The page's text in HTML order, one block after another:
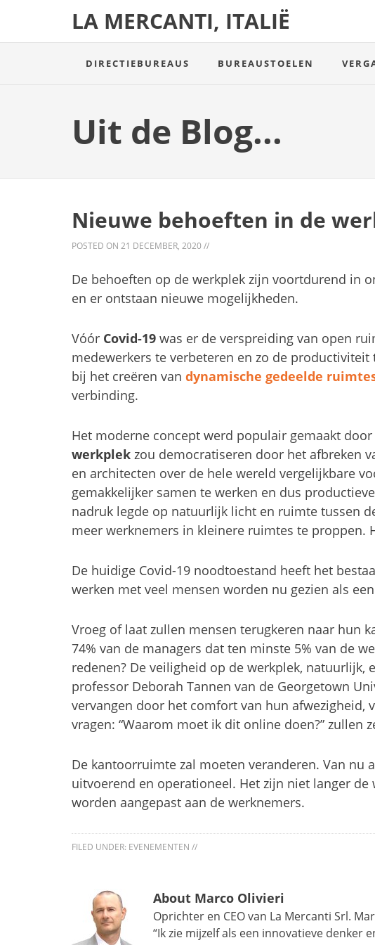
LA MERCANTI, ITALIË
DIRECTIEBUREAUS BUREAUSTOELEN
Uit de Blog...
Nieuwe behoeften in de
POSTED ON 21 DECEMBER, 2020//
De behoeften op de werkplek zijn voortdurend in
en er ontstaan nieuwe mogelijkheden.
Vóór Covid-19 was er de verspreiding van open
medewerkers te verbeteren en zo de
bij het creëren van dynamische gedeelde
verbinding.
Het moderne concept werd populair gemaakt
werkplek zou democratiseren door het afbreken
en architecten over de hele wereld vergelijkbare
gemakkelijker samen te werken en dus
nadruk legde op natuurlijk licht en ruimte tussen
meer werknemers in kleinere ruimtes te proppen.
De huidige Covid-19 noodtoestand heeft het
werken met veel mensen worden nu gezien als
Vroeg of laat zullen mensen terugkeren naar hun
74% van de managers dat ten minste 5% van de
redenen? De veiligheid op de werkplek, natuurlijk,
professor Deborah Tannen van de Georgetown
vervangen door het comfort van hun afwezigheid,
vragen: “Waarom moet ik dit online doen?” zullen
De kantoorruimte zal moeten veranderen. Van nu
uitvoerend en operationeel. Het zijn niet langer
worden aangepast aan de werknemers.
FILED UNDER: EVENEMENTEN //
About Marco Olivieri
Oprichter en CEO van La Mercanti Srl.
“Ik zie mijzelf als een innovatieve